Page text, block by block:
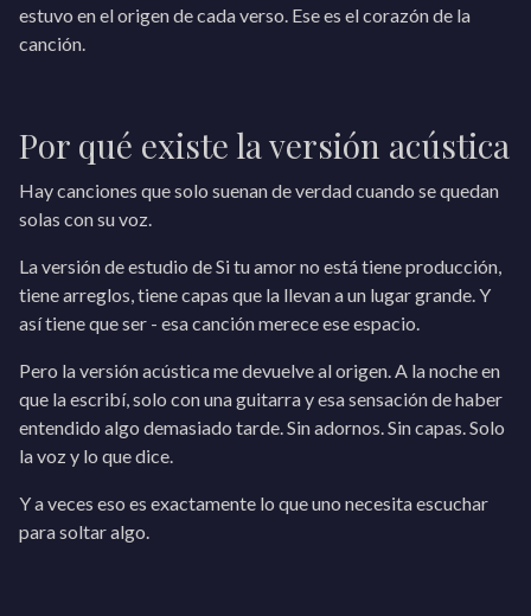
estuvo en el origen de cada verso. Ese es el corazón de la
canción.
Por qué existe la versión acústica
Hay canciones que solo suenan de verdad cuando se quedan
solas con su voz.
La versión de estudio de Si tu amor no está tiene producción,
tiene arreglos, tiene capas que la llevan a un lugar grande. Y
así tiene que ser - esa canción merece ese espacio.
Pero la versión acústica me devuelve al origen. A la noche en
que la escribí, solo con una guitarra y esa sensación de haber
entendido algo demasiado tarde. Sin adornos. Sin capas. Solo
la voz y lo que dice.
Y a veces eso es exactamente lo que uno necesita escuchar
para soltar algo.